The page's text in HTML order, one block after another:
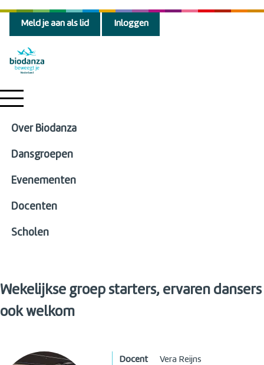
Meld je aan als lid Inloggen
Over Biodanza
Dansgroepen
Evenementen
Docenten
Scholen
Wekelijkse groep starters, ervaren dansers
ook welkom
Docent
Vera Reijns